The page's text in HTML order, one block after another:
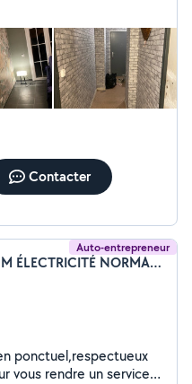
Contacter
Auto-entrepreneur
Junior Mayamba (JM ÉLECTRICITÉ NORMANDIE)
ponctuel,respectueux
vous rendre un service